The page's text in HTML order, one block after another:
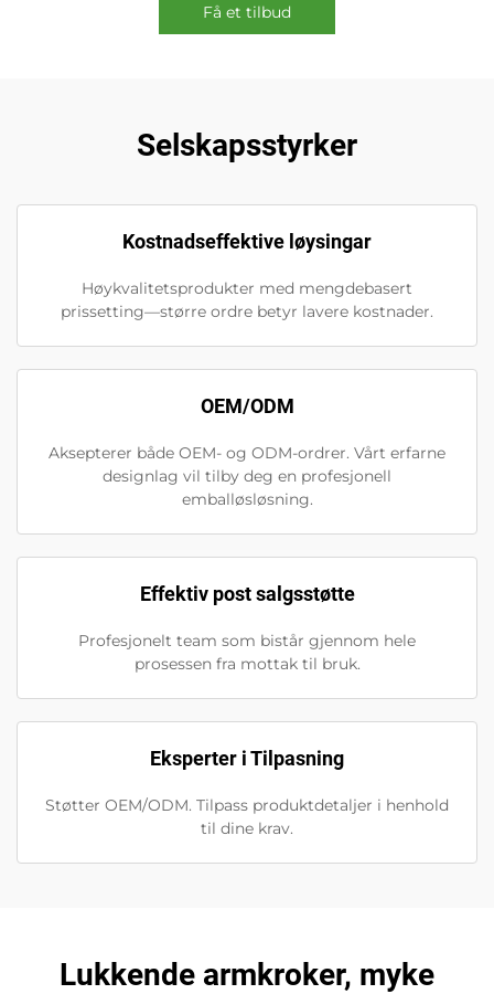
Få et tilbud
Selskapsstyrker
Kostnadseffektive løysingar
Høykvalitetsprodukter med mengdebasert
prissetting—større ordre betyr lavere kostnader.
OEM/ODM
Aksepterer både OEM- og ODM-ordrer. Vårt erfarne
designlag vil tilby deg en profesjonell
emballøsløsning.
Effektiv post salgsstøtte
Profesjonelt team som bistår gjennom hele
prosessen fra mottak til bruk.
Eksperter i Tilpasning
Støtter OEM/ODM. Tilpass produktdetaljer i henhold
til dine krav.
Lukkende armkroker, myke